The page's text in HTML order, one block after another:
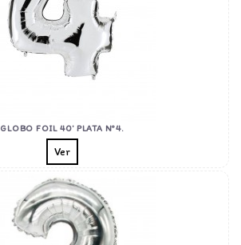
GLOBO FOIL 40' PLATA Nº4.
Ver